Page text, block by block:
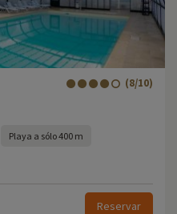
(8/10)
Playa a sólo 400 m
Reservar